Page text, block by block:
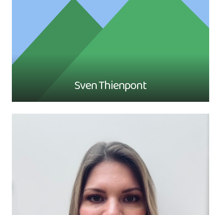
Sven Thienpont
– Licentiaat motorische revalidatie en
kinesitherapie
– Manueel therapeut